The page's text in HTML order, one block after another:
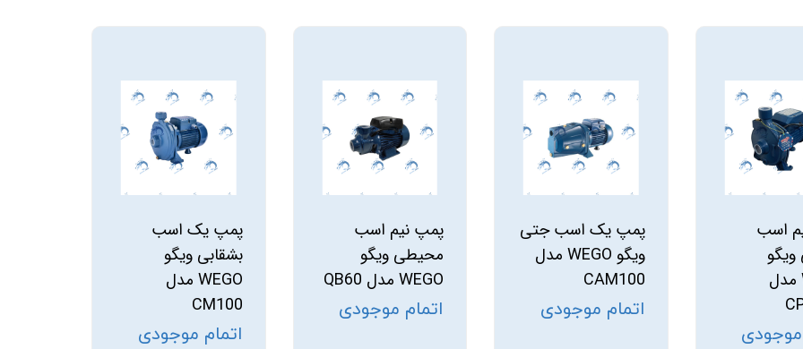
کلرزن نمکی
گرمکن برقی
مولد برقی سونای بخار
هیتر برقی
جت جکوزی
اسب
ویگو
WEGO مدل
موجودی
پمپ یک اسب جتی
ویگو WEGO مدل
CAM100
اتمام موجودی
پمپ نیم اسب
محیطی ویگو
WEGO مدل QB60
اتمام موجودی
پمپ یک اسب
بشقابی ویگو
WEGO مدل
CM100
اتمام موجودی